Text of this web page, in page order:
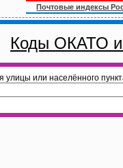
Почтовые индексы
Коды ОКАТО
улицы или населённого